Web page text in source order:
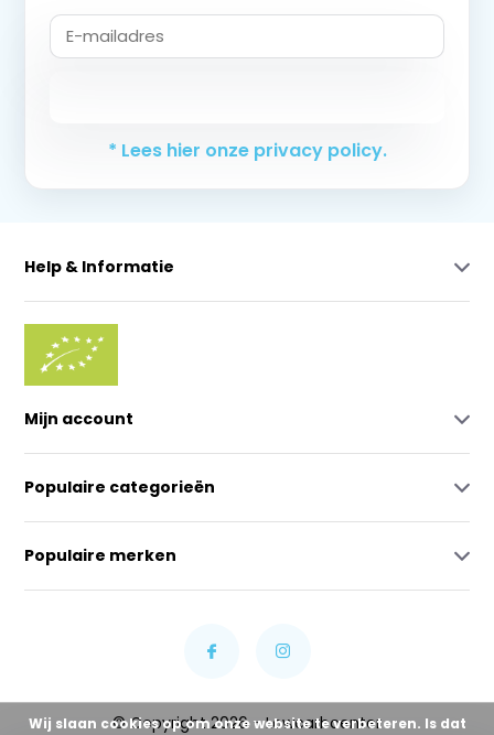
* Lees hier onze privacy policy.
Help & Informatie
Mijn account
Populaire categorieën
Populaire merken
© Copyright 2026 - Lowcarbcenter
Wij slaan cookies op om onze website te verbeteren. Is dat